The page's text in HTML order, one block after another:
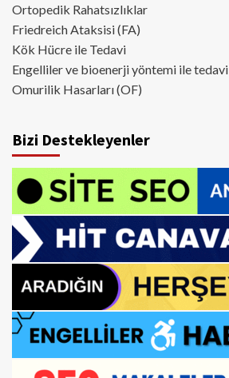
Ortopedik Rahatsızlıklar
Friedreich Ataksisi (FA)
Kök Hücre ile Tedavi
Engelliler ve bioenerji yöntemi ile tedavi
Omurilik Hasarları (OF)
Bizi Destekleyenler